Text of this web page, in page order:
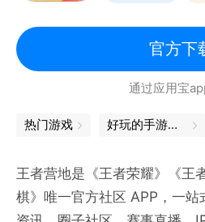
官方下
通过应用宝
热门游戏 好玩的手游推荐
王者营地是《王者荣耀》《王
棋》唯一官方社区 APP，一